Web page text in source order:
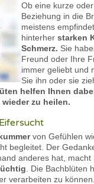
Ob eine kurze
Beziehung in die
meistens
hinterherstarken
Schmerz. Sie
Freund oder Ihre
immer geliebt und
Sie ihn oder sie
helfen Ihnen
zu heilen.
von Gefühlen
begleitet. Der
anderes hat, macht
. Die Bachblüten
verarbeiten zu können.